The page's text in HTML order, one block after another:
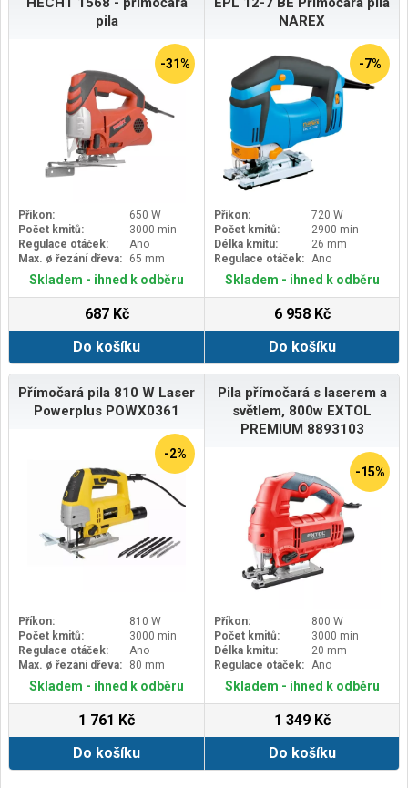
pila
-31%
Příkon:
650 W
Počet kmitů:
3000 min
Regulace otáček:
Ano
Max. ø řezání dřeva:
65 mm
Skladem - ihned k odběru
687 Kč
Do košíku
NAREX
-7%
Příkon:
720 W
Počet kmitů:
2900 min
Délka kmitu:
26 mm
Regulace otáček:
Ano
Skladem - ihned k odběru
6 958 Kč
Do košíku
Přímočará pila 810 W Laser
Powerplus POWX0361
-2%
Příkon:
810 W
Počet kmitů:
3000 min
Regulace otáček:
Ano
Max. ø řezání dřeva:
80 mm
Skladem - ihned k odběru
1 761 Kč
Do košíku
Pila přímočará s laserem a
světlem, 800w EXTOL
PREMIUM 8893103
-15%
Příkon:
800 W
Počet kmitů:
3000 min
Délka kmitu:
20 mm
Regulace otáček: Ano
Skladem - ihned k odběru
1 349 Kč
Do košíku